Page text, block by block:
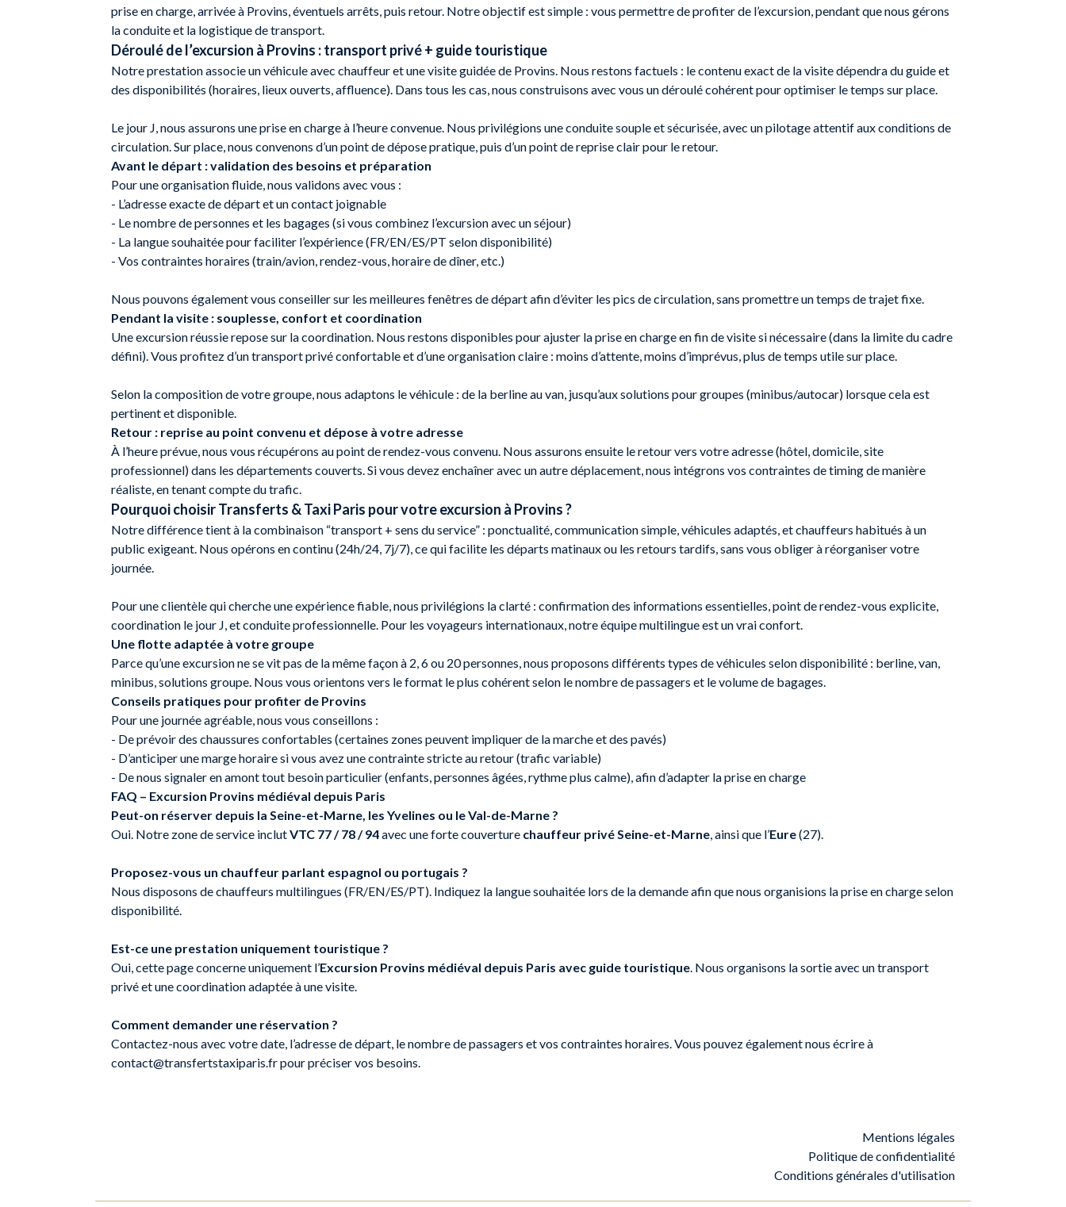
prise en charge, arrivée à Provins, éventuels arrêts, puis retour. Notre objectif est simple : vous permettre de profiter de l’excursion, pendant que nous gérons
la conduite et la logistique de transport.
Déroulé de l’excursion à Provins : transport privé + guide touristique
Notre prestation associe un véhicule avec chauffeur et une visite guidée de Provins. Nous restons factuels : le contenu exact de la visite dépendra du guide et
des disponibilités (horaires, lieux ouverts, affluence). Dans tous les cas, nous construisons avec vous un déroulé cohérent pour optimiser le temps sur place.
Le jour J, nous assurons une prise en charge à l’heure convenue. Nous privilégions une conduite souple et sécurisée, avec un pilotage attentif aux conditions de
circulation. Sur place, nous convenons d’un point de dépose pratique, puis d’un point de reprise clair pour le retour.
Avant le départ : validation des besoins et préparation
Pour une organisation fluide, nous validons avec vous :
- L’adresse exacte de départ et un contact joignable
- Le nombre de personnes et les bagages (si vous combinez l’excursion avec un séjour)
- La langue souhaitée pour faciliter l’expérience (FR/EN/ES/PT selon disponibilité)
- Vos contraintes horaires (train/avion, rendez-vous, horaire de dîner, etc.)
Nous pouvons également vous conseiller sur les meilleures fenêtres de départ afin d’éviter les pics de circulation, sans promettre un temps de trajet fixe.
Pendant la visite : souplesse, confort et coordination
Une excursion réussie repose sur la coordination. Nous restons disponibles pour ajuster la prise en charge en fin de visite si nécessaire (dans la limite du cadre
défini). Vous profitez d’un transport privé confortable et d’une organisation claire : moins d’attente, moins d’imprévus, plus de temps utile sur place.
Selon la composition de votre groupe, nous adaptons le véhicule : de la berline au van, jusqu’aux solutions pour groupes (minibus/autocar) lorsque cela est
pertinent et disponible.
Retour : reprise au point convenu et dépose à votre adresse
À l’heure prévue, nous vous récupérons au point de rendez-vous convenu. Nous assurons ensuite le retour vers votre adresse (hôtel, domicile, site
professionnel) dans les départements couverts. Si vous devez enchaîner avec un autre déplacement, nous intégrons vos contraintes de timing de manière
réaliste, en tenant compte du trafic.
Pourquoi choisir Transferts & Taxi Paris pour votre excursion à Provins ?
Notre différence tient à la combinaison “transport + sens du service” : ponctualité, communication simple, véhicules adaptés, et chauffeurs habitués à un
public exigeant. Nous opérons en continu (24h/24, 7j/7), ce qui facilite les départs matinaux ou les retours tardifs, sans vous obliger à réorganiser votre
journée.
Pour une clientèle qui cherche une expérience fiable, nous privilégions la clarté : confirmation des informations essentielles, point de rendez-vous explicite,
coordination le jour J, et conduite professionnelle. Pour les voyageurs internationaux, notre équipe multilingue est un vrai confort.
Une flotte adaptée à votre groupe
Parce qu’une excursion ne se vit pas de la même façon à 2, 6 ou 20 personnes, nous proposons différents types de véhicules selon disponibilité : berline, van,
minibus, solutions groupe. Nous vous orientons vers le format le plus cohérent selon le nombre de passagers et le volume de bagages.
Conseils pratiques pour profiter de Provins
Pour une journée agréable, nous vous conseillons :
- De prévoir des chaussures confortables (certaines zones peuvent impliquer de la marche et des pavés)
- D’anticiper une marge horaire si vous avez une contrainte stricte au retour (trafic variable)
- De nous signaler en amont tout besoin particulier (enfants, personnes âgées, rythme plus calme), afin d’adapter la prise en charge
FAQ – Excursion Provins médiéval depuis Paris
Peut-on réserver depuis la Seine-et-Marne, les Yvelines ou le Val-de-Marne ?
Oui. Notre zone de service inclutVTC 77 / 78 / 94avec une forte couverture chauffeur privé Seine-et-Marne , ainsi que l’Eure(27).
Proposez-vous un chauffeur parlant espagnol ou portugais ?
Nous disposons de chauffeurs multilingues (FR/EN/ES/PT). Indiquez la langue souhaitée lors de la demande afin que nous organisions la prise en charge selon
disponibilité.
Est-ce une prestation uniquement touristique ?
Oui, cette page concerne uniquement l’Excursion Provins médiéval depuis Paris avec guide touristique . Nous organisons la sortie avec un transport
privé et une coordination adaptée à une visite.
Comment demander une réservation ?
Contactez-nous avec votre date, l’adresse de départ, le nombre de passagers et vos contraintes horaires. Vous pouvez également nous écrire à
contact@transfertstaxiparis.fr pour préciser vos besoins.
Mentions légales
Politique de confidentialité
Conditions générales d'utilisation